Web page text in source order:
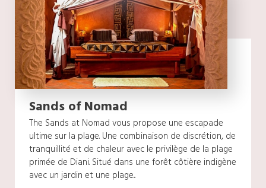
Sands of Nomad
The Sands at Nomad vous propose une escapade
ultime sur la plage. Une combinaison de discrétion, de
tranquillité et de chaleur avec le privilège de la plage
primée de Diani. Situé dans une forêt côtière indigène
avec un jardin et une plage...